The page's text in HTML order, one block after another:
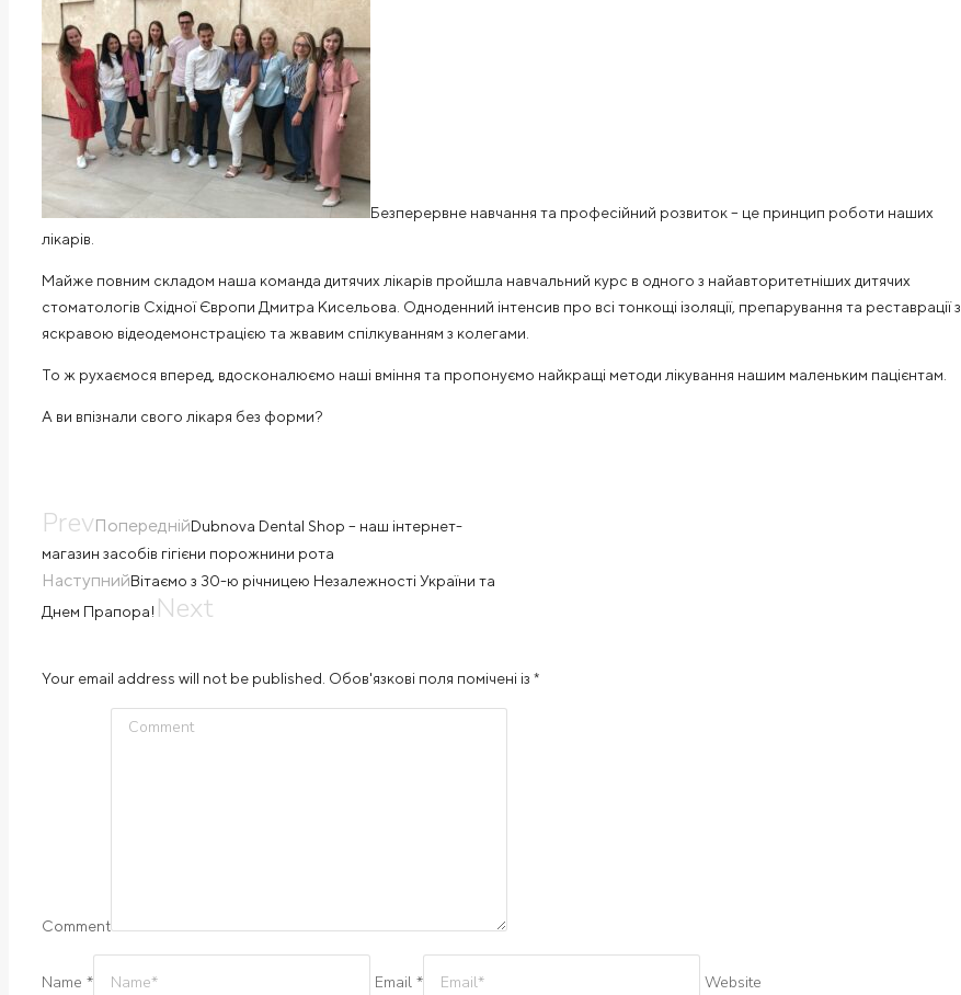
Безперервне навчання та професійний розвиток – це принцип роботи наших
лікарів.
Майже повним складом наша команда дитячих лікарів пройшла навчальний курс в одного з найавторитетніших дитячих
стоматологів Східної Європи Дмитра Кисельова. Одноденний інтенсив про всі тонкощі ізоляції, препарування та реставрації з
яскравою відеодемонстрацією та жвавим спілкуванням з колегами.
То ж рухаємося вперед, вдосконалюємо наші вміння та пропонуємо найкращі методи лікування нашим маленьким пацієнтам.
А ви впізнали свого лікаря без форми?
PrevПопереднійDubnova Dental Shop – наш інтернет-
магазин засобів гігієни порожнини рота
НаступнийВітаємо з 30-ю річницею Незалежності України та
Днем Прапора! Next
Your email address will not be published. Обов'язкові поля помічені із *
Comment
Name * Email * Website